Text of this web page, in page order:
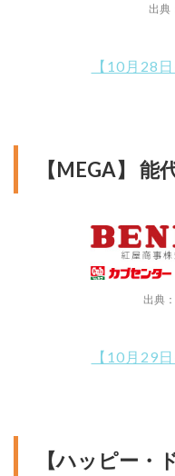
出典
【10月28
【MEGA】 能
出典：
【10月29
【ハッピー・